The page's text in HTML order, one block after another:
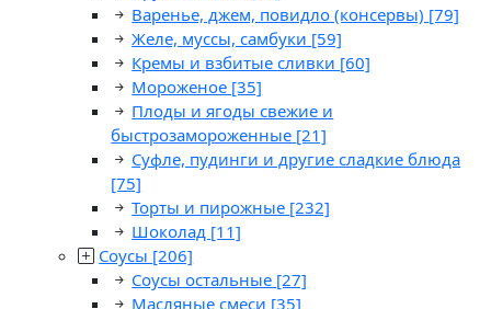
Варенье, джем, повидло (консервы) [79]
Желе, муссы, самбуки [59]
Кремы и взбитые сливки [60]
Мороженое [35]
Плоды и ягоды свежие и
быстрозамороженные [21]
Суфле, пудинги и другие сладкие блюда
[75]
Торты и пирожные [232]
Шоколад [11]
Соусы [206]
Соусы остальные [27]
Масляные смеси [35]